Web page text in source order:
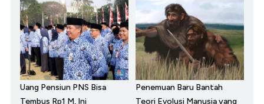
Uang Pensiun PNS Bisa
Tembus Rp1 M, Ini
Penemuan Baru Bantah
Teori Evolusi Manusia yang